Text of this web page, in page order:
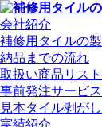
会社紹介
補修用タイルの
納品までの流れ
取扱い商品リスト
事前発注サービス
見本タイル剥が
実績紹介